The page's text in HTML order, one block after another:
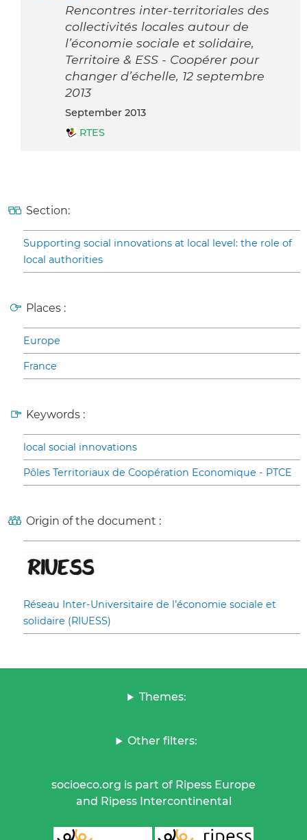
Rencontres inter-territoriales des
collectivités locales autour de
l’économie sociale et solidaire,
Territoire & ESS - Coopérer pour
changer d’échelle, 12 septembre
2013
September 2013
RTES
Section:
Supporting social innovations at local level: the role of
local authorities
Places :
Europe
France
Keywords :
local social innovations
Pôles Territoriaux de Coopération Economique - PTCE
Origin of the document :
Réseau Inter-Universitaire de l’économie sociale et
solidaire (RIUESS)
Themes:
Other filters:
socioeco.org is part of Ripess Europe
and Ripess Intercontinental